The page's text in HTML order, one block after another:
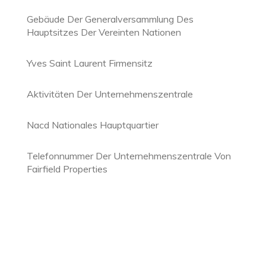
Gebäude Der Generalversammlung Des
Hauptsitzes Der Vereinten Nationen
Yves Saint Laurent Firmensitz
Aktivitäten Der Unternehmenszentrale
Nacd Nationales Hauptquartier
Telefonnummer Der Unternehmenszentrale Von
Fairfield Properties